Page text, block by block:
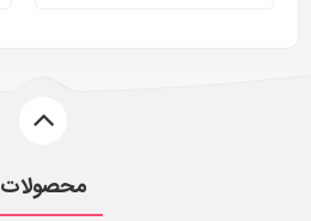
محصولات